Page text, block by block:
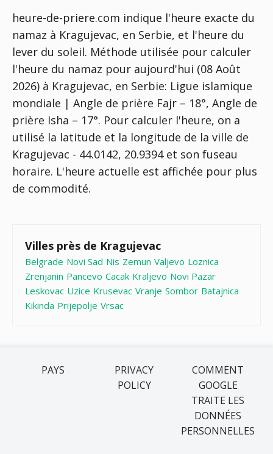
heure-de-priere.com indique l'heure exacte du
namaz à Kragujevac, en Serbie, et l'heure du
lever du soleil. Méthode utilisée pour calculer
l'heure du namaz pour aujourd'hui (08 Août
2026) à Kragujevac, en Serbie: Ligue islamique
mondiale | Angle de prière Fajr – 18°, Angle de
prière Isha – 17°. Pour calculer l'heure, on a
utilisé la latitude et la longitude de la ville de
Kragujevac - 44.0142, 20.9394 et son fuseau
horaire. L'heure actuelle est affichée pour plus
de commodité.
Villes près de Kragujevac
Belgrade Novi Sad Nis Zemun Valjevo Loznica
Zrenjanin Pancevo Cacak Kraljevo Novi Pazar
Leskovac Uzice Krusevac Vranje Sombor Batajnica
Kikinda Prijepolje Vrsac
PAYS
PRIVACY
POLICY
COMMENT
GOOGLE
TRAITE LES
DONNÉES
PERSONNELLES